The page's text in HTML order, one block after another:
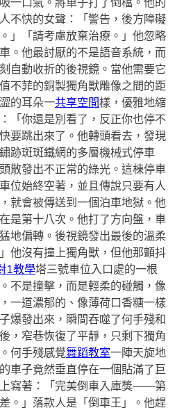
不快的女聲：「警告，後方障礙
」「請考慮放棄治療。」他忽略
。他最討厭的不是語音系統，而
自動收折的後視鏡。當他需要它
不菲的銅製獨角獸雕像之間的距
的耳朵一共享空間樣，優雅地縮
「你還是別看了，反正你也停不
要跳出來了。他轉頭看去，發現
跡斑斑鐵網的多層機械式停車
散發出不正常的綠光。這棟停車
位始終空著，並且傳說只要有人
就會被傳送到一個泊車地獄。他
是第十八次。他打了方向盤，車
地偏轉。後視鏡發出最後的溫柔
他沒有撞上獨角獸，但他那顫抖
1教學塔三號車位入口處的一根
不是撞擊，而是輕柔的碰觸，像
一道濃郁的、像薄荷口香糖一樣
爆發出來，瞬間吞噬了何手殘和
，窄巷恢復了平靜，只剩下獨角
何手殘感覺舞蹈教室一陣天旋地
車子竟然垂直停在一個貼滿了巨
寫著：「完美倒車入庫獎——第
。」落款人是「倒車王」。他趕